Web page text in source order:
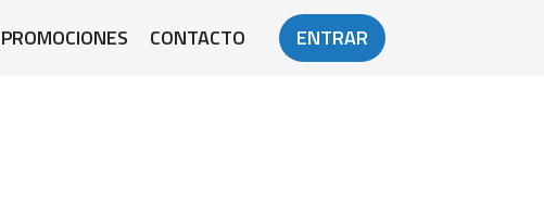
PROMOCIONES CONTACTO ENTRAR